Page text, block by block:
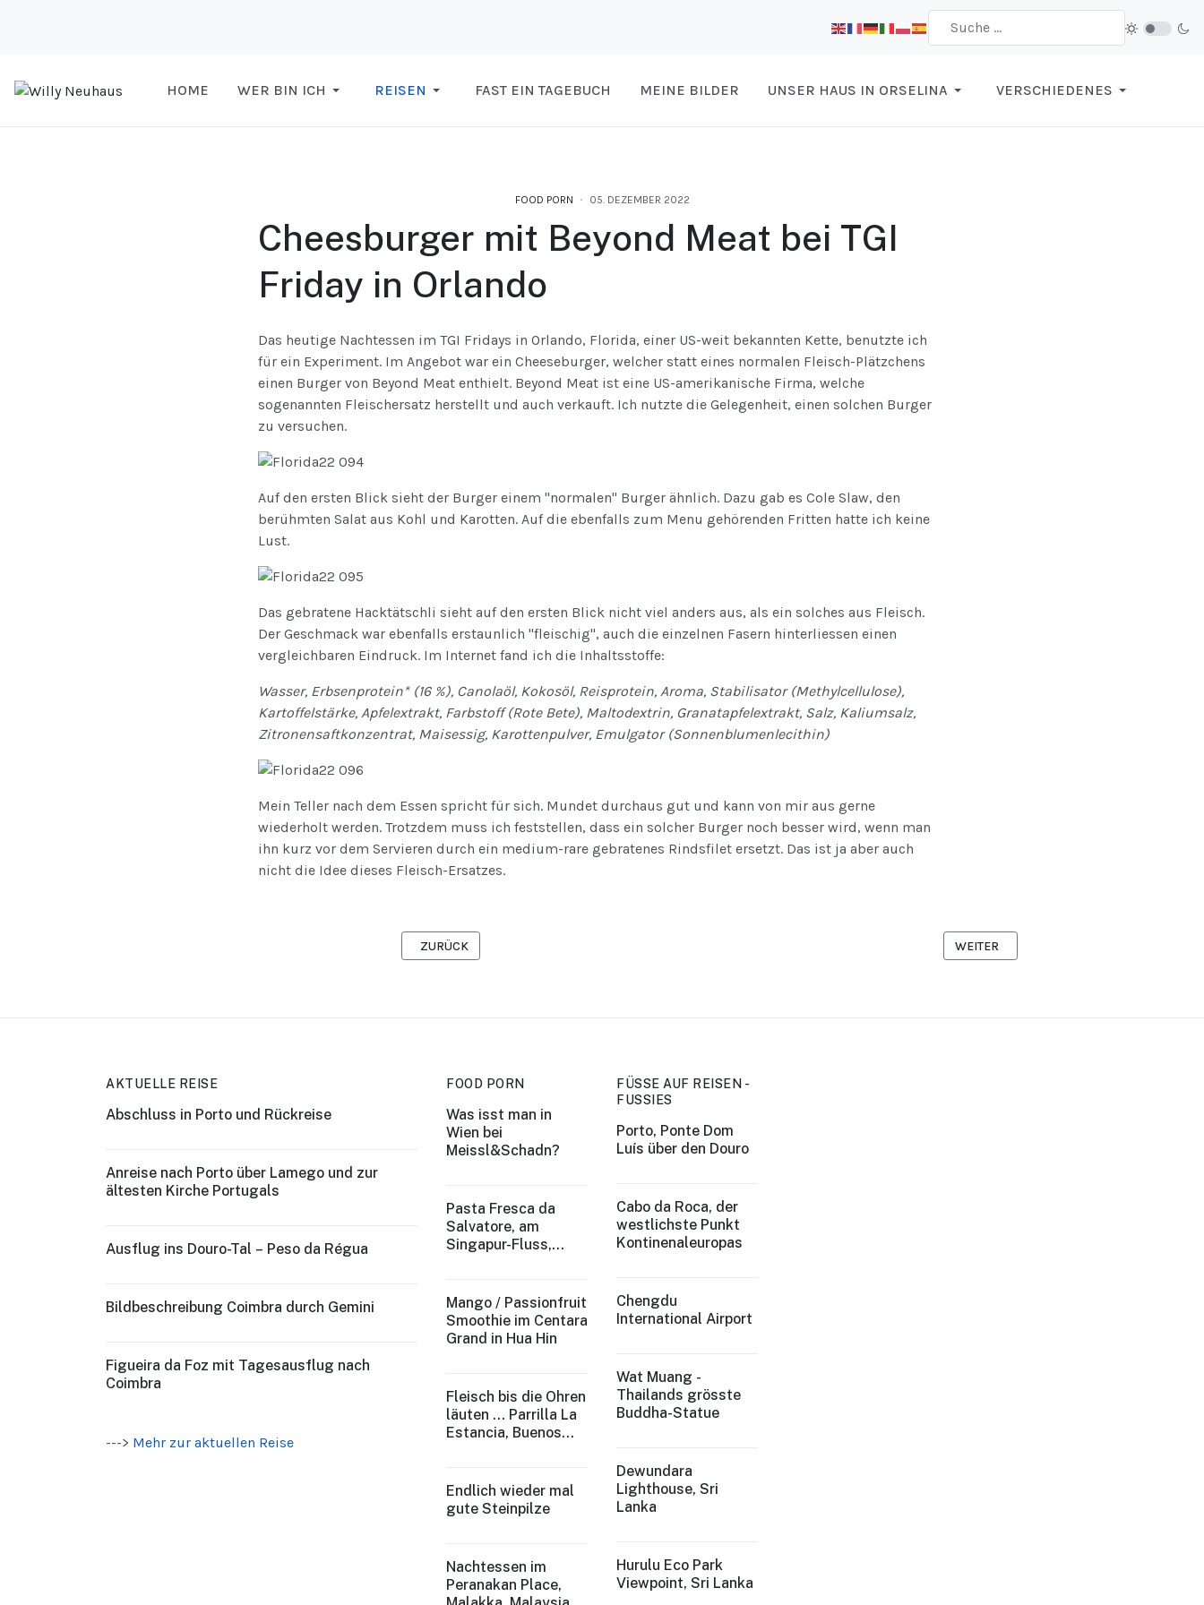
HOME WER BIN ICH REISEN FAST EIN TAGEBUCH MEINE BILDER UNSER HAUS IN ORSELINA VERSCHIEDENES
FOOD PORN 05. DEZEMBER 2022
Cheesburger mit Beyond Meat bei TGI
Friday in Orlando
Das heutige Nachtessen im TGI Fridays in Orlando, Florida, einer US-weit bekannten Kette, benutzte ich
für ein Experiment. Im Angebot war ein Cheeseburger, welcher statt eines normalen Fleisch-Plätzchens
einen Burger von Beyond Meat enthielt. Beyond Meat ist eine US-amerikanische Firma, welche
sogenannten Fleischersatz herstellt und auch verkauft. Ich nutzte die Gelegenheit, einen solchen Burger
zu versuchen.
Auf den ersten Blick sieht der Burger einem "normalen" Burger ähnlich. Dazu gab es Cole Slaw, den
berühmten Salat aus Kohl und Karotten. Auf die ebenfalls zum Menu gehörenden Fritten hatte ich keine
Lust.
Das gebratene Hacktätschli sieht auf den ersten Blick nicht viel anders aus, als ein solches aus Fleisch.
Der Geschmack war ebenfalls erstaunlich "fleischig", auch die einzelnen Fasern hinterliessen einen
vergleichbaren Eindruck. Im Internet fand ich die Inhaltsstoffe:
Wasser, Erbsenprotein* (16 %), Canolaöl, Kokosöl, Reisprotein, Aroma, Stabilisator (Methylcellulose),
Kartoffelstärke, Apfelextrakt, Farbstoff (Rote Bete), Maltodextrin, Granatapfelextrakt, Salz, Kaliumsalz,
Zitronensaftkonzentrat, Maisessig, Karottenpulver, Emulgator (Sonnenblumenlecithin)
Mein Teller nach dem Essen spricht für sich. Mundet durchaus gut und kann von mir aus gerne
wiederholt werden. Trotzdem muss ich feststellen, dass ein solcher Burger noch besser wird, wenn man
ihn kurz vor dem Servieren durch ein medium-rare gebratenes Rindsfilet ersetzt. Das ist ja aber auch
nicht die Idee dieses Fleisch-Ersatzes.
VORHERIGER BEITRAG: HOMARD CHEZ GÉRARD
ZURÜCK NÄCHSTER BEITRAG: RESTAURANT DAM IN
WEITER
AKTUELLE REISE
Abschluss in Porto und Rückreise
Anreise nach Porto über Lamego und zur
ältesten Kirche Portugals
Ausflug ins Douro-Tal – Peso da Régua
Bildbeschreibung Coimbra durch Gemini
Figueira da Foz mit Tagesausflug nach
Coimbra
---> Mehr zur aktuellen Reise
FOOD PORN
Was isst man in
Wien bei
Meissl&Schadn?
Pasta Fresca da
Salvatore, am
Singapur-Fluss,
Mango / Passionfruit
Smoothie im Centara
Grand in Hua Hin
Fleisch bis die Ohren
läuten ... Parrilla La
Estancia, Buenos
Endlich wieder mal
gute Steinpilze
Nachtessen im
Peranakan Place,
FÜSSE AUF REISEN -
FUSSIES
Porto, Ponte Dom
Luís über den Douro
Cabo da Roca, der
westlichste Punkt
Kontinenaleuropas
Chengdu
International Airport
Wat Muang -
Thailands grösste
Buddha-Statue
Dewundara
Lighthouse, Sri
Lanka
Hurulu Eco Park
Viewpoint, Sri Lanka